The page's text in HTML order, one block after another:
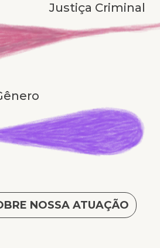
Justiça Criminal
NOSSA ATUAÇÃO